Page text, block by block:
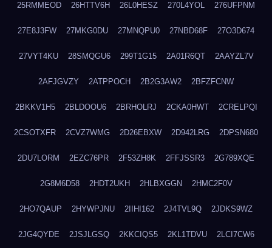
25RMMEOD 26HTTV6H 26L0HESZ 270L4YOL 276UFPNM
27E8J3FW 27MKG0DU 27MNQPU0 27NBD68F 27O3D674
27VYT4KU 28SMQGU6 299T1G15 2A01R6QT 2AAYZL7V
2AFJGVZY 2ATPPOCH 2B2G3AW2 2BFZFCNW
2BKKV1H5 2BLDOOU6 2BRHOLRJ 2CKA0HWT 2CRELPQI
2CSOTXFR 2CVZ7WMG 2D26EBXW 2D942LRG 2DPSN680
2DU7LORM 2EZC76PR 2F53ZH8K 2FFJSSR3 2G789XQE
2G8M6D58 2HDT2UKH 2HLBXGGN 2HMC2F0V
2HO7QAUP 2HYWPJNU 2IIHI162 2J4TVL9Q 2JDKS9WZ
2JG4QYDE 2JSJLGSQ 2KKCIQS5 2KL1TDVU 2LCI7CW6